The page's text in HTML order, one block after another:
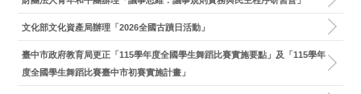
文化部文化資產局辦理「2026全國古蹟日活動」
臺中市政府教育局更正「115學年度全國學生舞蹈比賽實施要點」及「115學年
度全國學生舞蹈比賽臺中市初賽實施計畫」